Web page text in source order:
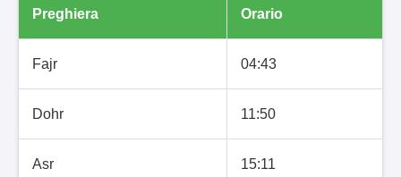
Preghiera Orario
Fajr 04:43
Dohr 11:50
Asr 15:11